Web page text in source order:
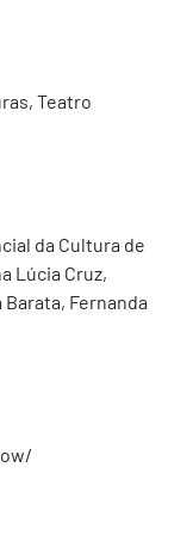
Teatro
da Cultura de
Lúcia Cruz,
Fernanda